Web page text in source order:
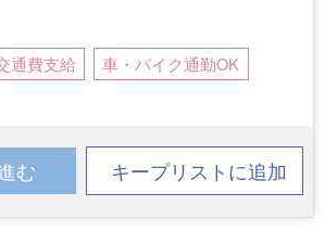
通費支給 車・バイク通勤OK
む キープリストに追加